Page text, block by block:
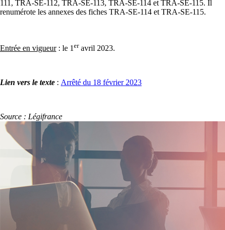
111, TRA-SE-112, TRA-SE-113, TRA-SE-114 et TRA-SE-115. Il
renumérote les annexes des fiches TRA-SE-114 et TRA-SE-115.
Entrée en vigueur: le 1 eravril 2023.
Lien vers le texte : Arrêté du 18 février 2023
Source : Légifrance